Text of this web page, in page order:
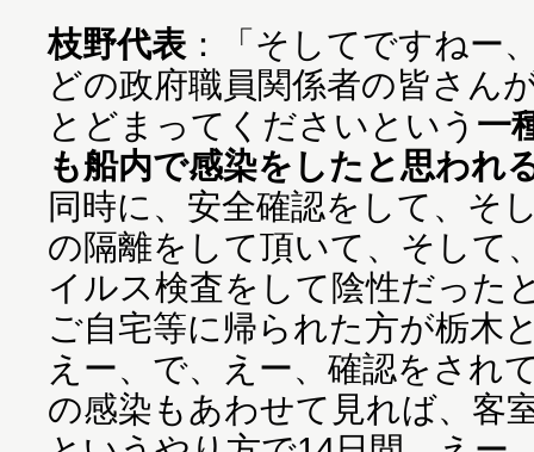
枝野代表 ：「そしてですねー
どの政府職員関係者の皆さん
とどまってくださいという 一
も船内で感染をしたと思われ
同時に、安全確認をして、そ
の隔離をして頂いて、そして
イルス検査をして陰性だった
ご自宅等に帰られた方が栃木
えー、で、えー、確認をされ
の感染もあわせて見れば、客